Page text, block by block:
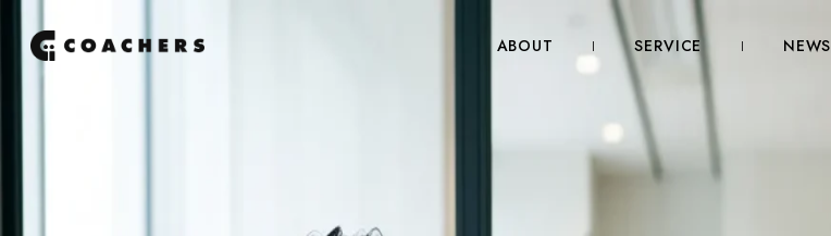
ABOUT SERVICE NEWS